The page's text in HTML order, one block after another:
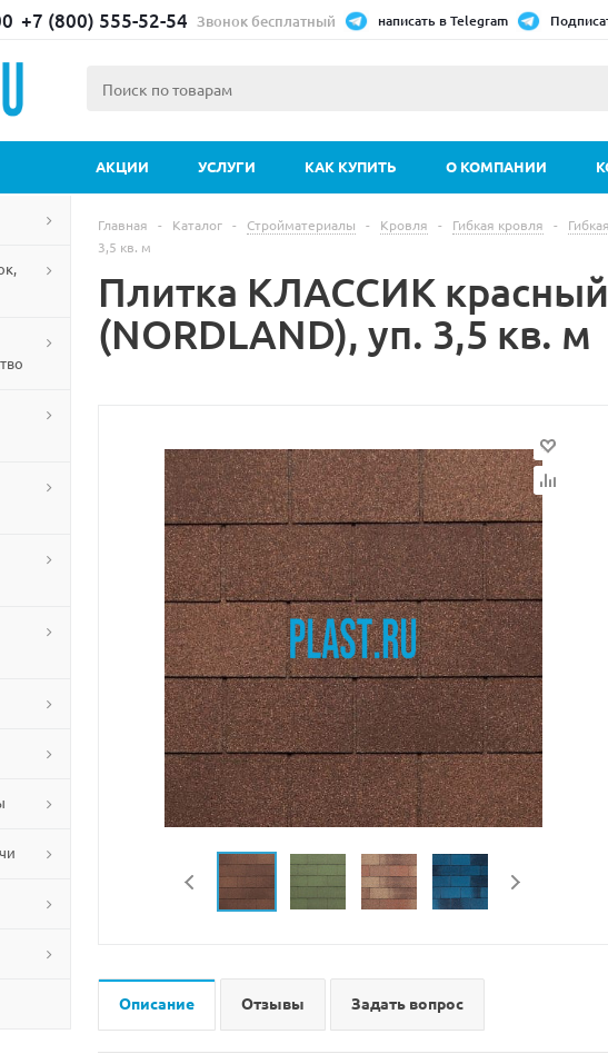
+7 (800) 555-52-54 Звонок бесплатный написать в Telegram
АКЦИИ УСЛУГИ КАК КУПИТЬ О КОМПАНИИ
Главная - Каталог - Стройматериалы - Кровля - Гибкая кровля -
3,5 кв. м
Плитка КЛАССИК красный
(NORDLAND), уп. 3,5 кв. м
Описание Отзывы Задать вопрос